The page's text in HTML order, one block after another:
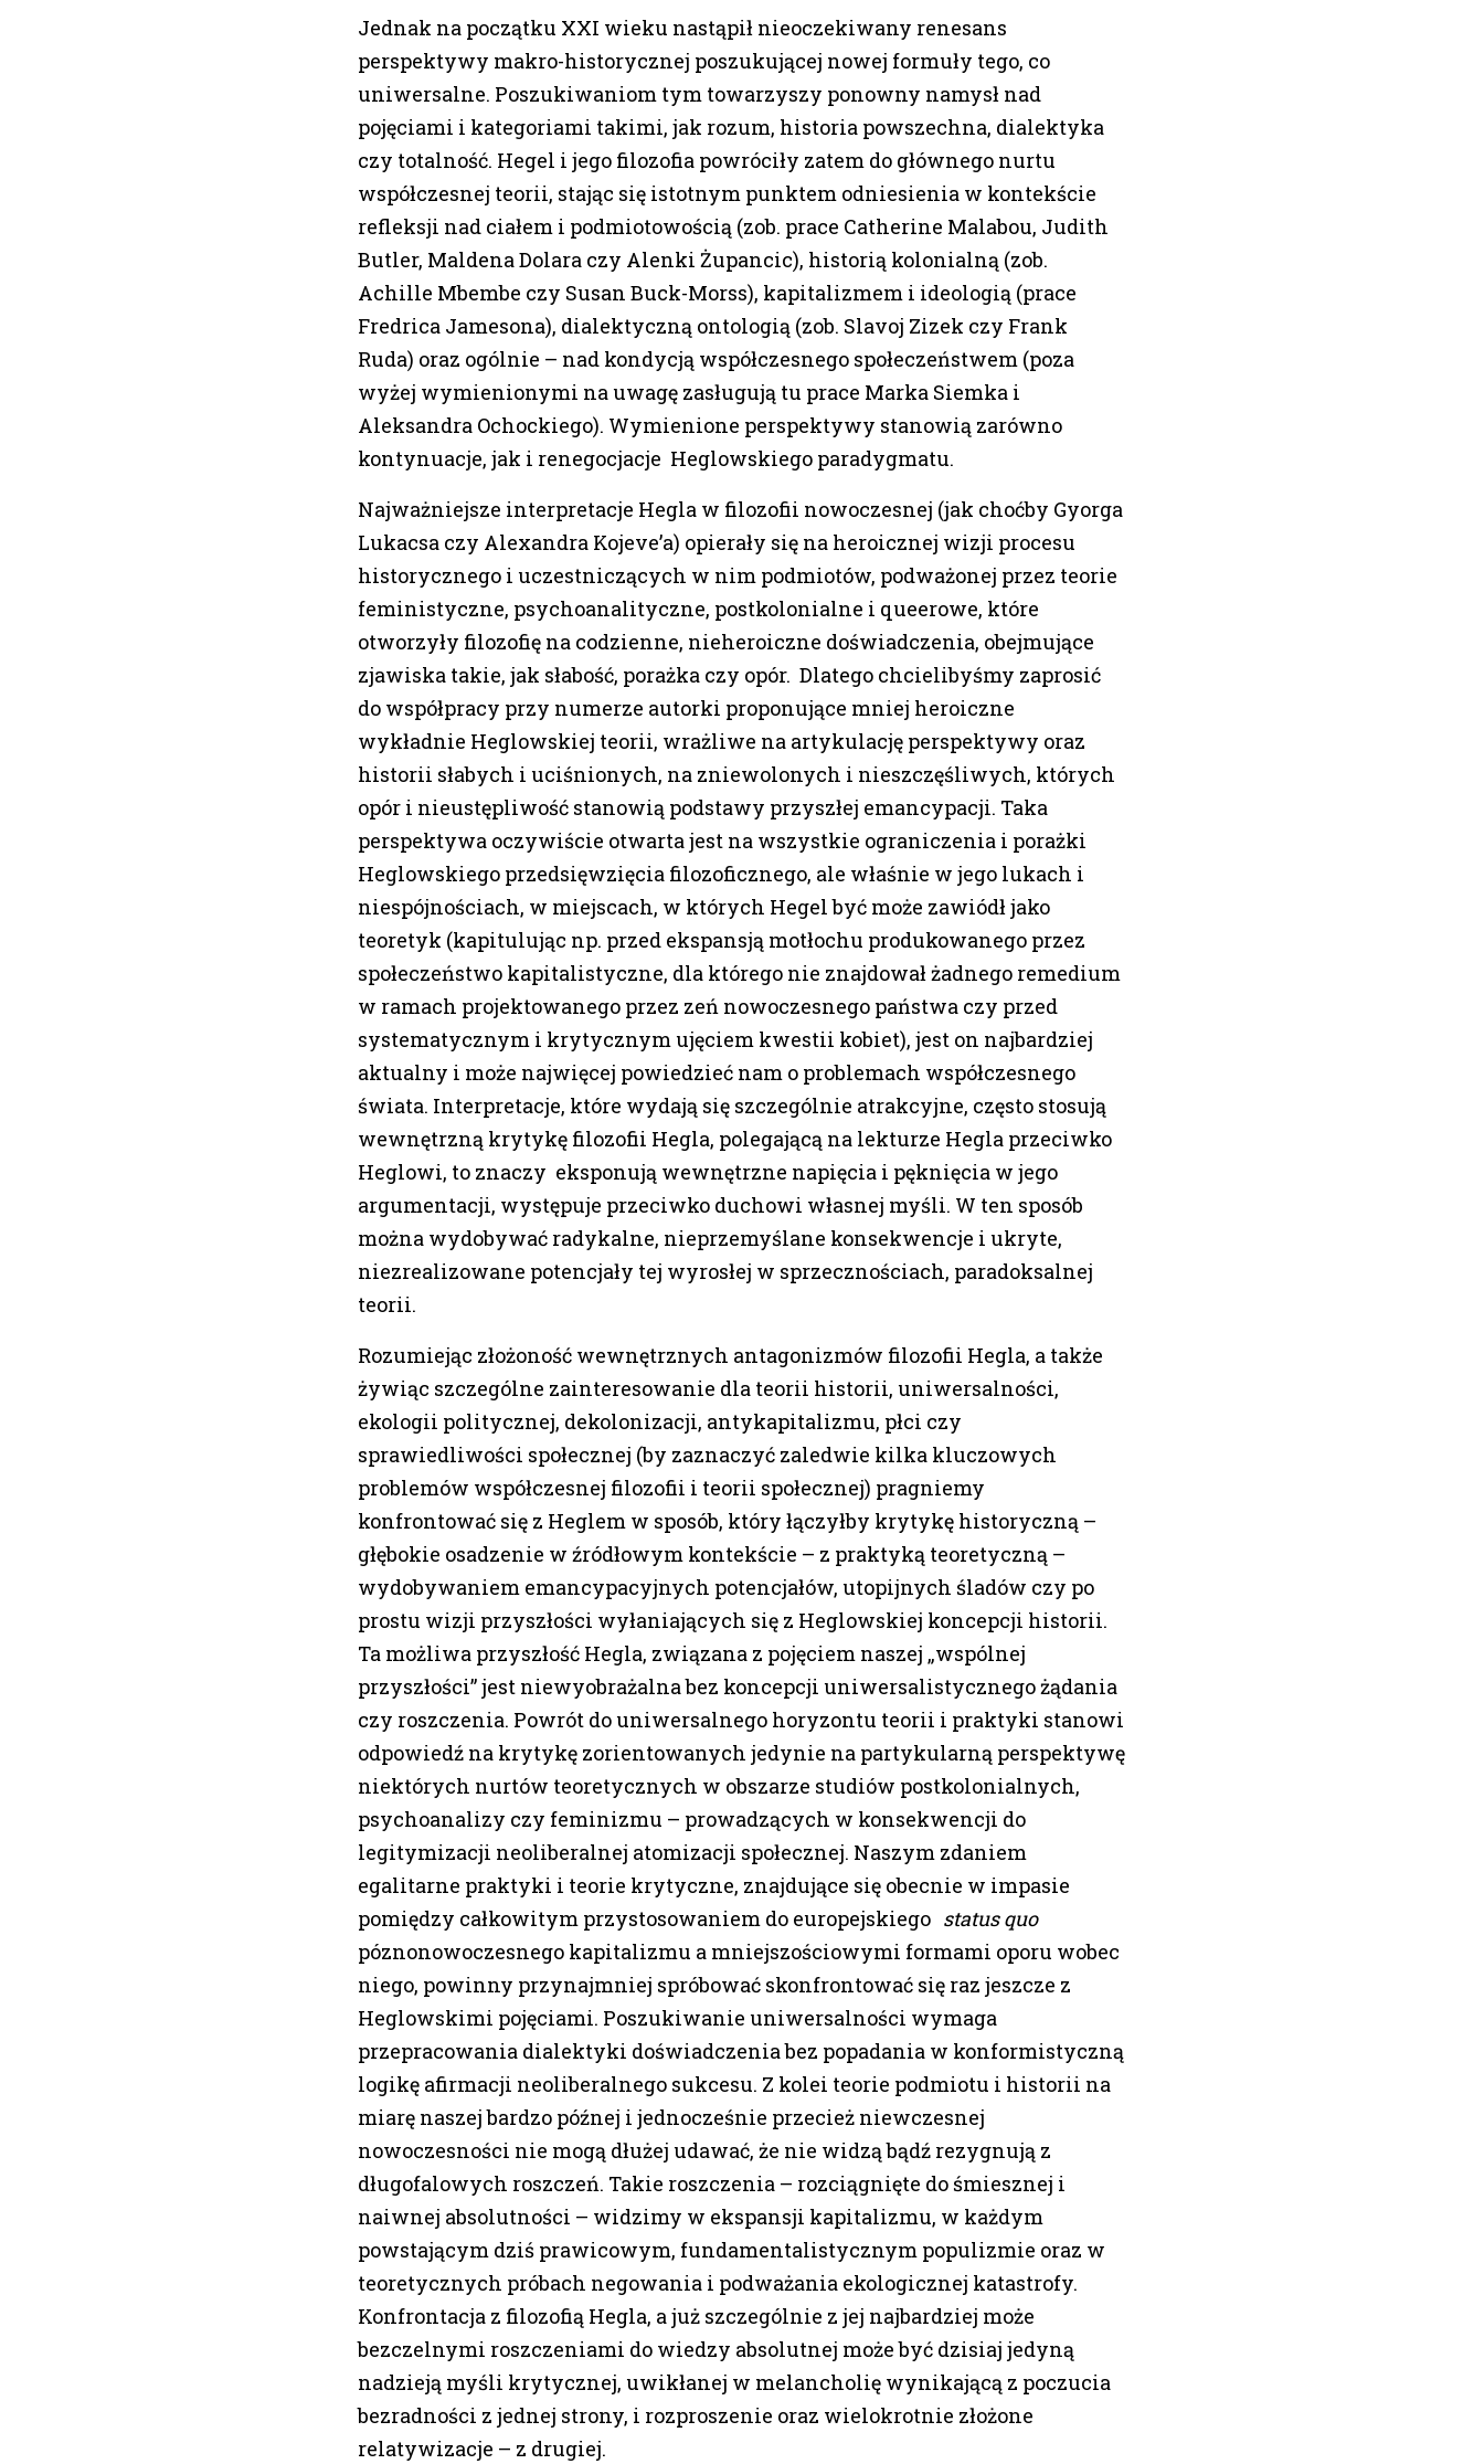
Jednak na początku XXI wieku nastąpił nieoczekiwany renesans
perspektywy makro-historycznej poszukującej nowej formuły tego, co
uniwersalne. Poszukiwaniom tym towarzyszy ponowny namysł nad
pojęciami i kategoriami takimi, jak rozum, historia powszechna, dialektyka
czy totalność. Hegel i jego filozofia powróciły zatem do głównego nurtu
współczesnej teorii, stając się istotnym punktem odniesienia w kontekście
refleksji nad ciałem i podmiotowością (zob. prace Catherine Malabou, Judith
Butler, Maldena Dolara czy Alenki Żupancic), historią kolonialną (zob.
Achille Mbembe czy Susan Buck-Morss), kapitalizmem i ideologią (prace
Fredrica Jamesona), dialektyczną ontologią (zob. Slavoj Zizek czy Frank
Ruda) oraz ogólnie – nad kondycją współczesnego społeczeństwem (poza
wyżej wymienionymi na uwagę zasługują tu prace Marka Siemka i
Aleksandra Ochockiego). Wymienione perspektywy stanowią zarówno
kontynuacje, jak i renegocjacje Heglowskiego paradygmatu.
Najważniejsze interpretacje Hegla w filozofii nowoczesnej (jak choćby Gyorga
Lukacsa czy Alexandra Kojeve’a) opierały się na heroicznej wizji procesu
historycznego i uczestniczących w nim podmiotów, podważonej przez teorie
feministyczne, psychoanalityczne, postkolonialne i queerowe, które
otworzyły filozofię na codzienne, nieheroiczne doświadczenia, obejmujące
zjawiska takie, jak słabość, porażka czy opór. Dlatego chcielibyśmy zaprosić
do współpracy przy numerze autorki proponujące mniej heroiczne
wykładnie Heglowskiej teorii, wrażliwe na artykulację perspektywy oraz
historii słabych i uciśnionych, na zniewolonych i nieszczęśliwych, których
opór i nieustępliwość stanowią podstawy przyszłej emancypacji. Taka
perspektywa oczywiście otwarta jest na wszystkie ograniczenia i porażki
Heglowskiego przedsięwzięcia filozoficznego, ale właśnie w jego lukach i
niespójnościach, w miejscach, w których Hegel być może zawiódł jako
teoretyk (kapitulując np. przed ekspansją motłochu produkowanego przez
społeczeństwo kapitalistyczne, dla którego nie znajdował żadnego remedium
w ramach projektowanego przez zeń nowoczesnego państwa czy przed
systematycznym i krytycznym ujęciem kwestii kobiet), jest on najbardziej
aktualny i może najwięcej powiedzieć nam o problemach współczesnego
świata. Interpretacje, które wydają się szczególnie atrakcyjne, często stosują
wewnętrzną krytykę filozofii Hegla, polegającą na lekturze Hegla przeciwko
Heglowi, to znaczy eksponują wewnętrzne napięcia i pęknięcia w jego
argumentacji, występuje przeciwko duchowi własnej myśli. W ten sposób
można wydobywać radykalne, nieprzemyślane konsekwencje i ukryte,
niezrealizowane potencjały tej wyrosłej w sprzecznościach, paradoksalnej
teorii.
Rozumiejąc złożoność wewnętrznych antagonizmów filozofii Hegla, a także
żywiąc szczególne zainteresowanie dla teorii historii, uniwersalności,
ekologii politycznej, dekolonizacji, antykapitalizmu, płci czy
sprawiedliwości społecznej (by zaznaczyć zaledwie kilka kluczowych
problemów współczesnej filozofii i teorii społecznej) pragniemy
konfrontować się z Heglem w sposób, który łączyłby krytykę historyczną –
głębokie osadzenie w źródłowym kontekście – z praktyką teoretyczną –
wydobywaniem emancypacyjnych potencjałów, utopijnych śladów czy po
prostu wizji przyszłości wyłaniających się z Heglowskiej koncepcji historii.
Ta możliwa przyszłość Hegla, związana z pojęciem naszej „wspólnej
przyszłości” jest niewyobrażalna bez koncepcji uniwersalistycznego żądania
czy roszczenia. Powrót do uniwersalnego horyzontu teorii i praktyki stanowi
odpowiedź na krytykę zorientowanych jedynie na partykularną perspektywę
niektórych nurtów teoretycznych w obszarze studiów postkolonialnych,
psychoanalizy czy feminizmu – prowadzących w konsekwencji do
legitymizacji neoliberalnej atomizacji społecznej. Naszym zdaniem
egalitarne praktyki i teorie krytyczne, znajdujące się obecnie w impasie
pomiędzy całkowitym przystosowaniem do europejskiego status quo
póznonowoczesnego kapitalizmu a mniejszościowymi formami oporu wobec
niego, powinny przynajmniej spróbować skonfrontować się raz jeszcze z
Heglowskimi pojęciami. Poszukiwanie uniwersalności wymaga
przepracowania dialektyki doświadczenia bez popadania w konformistyczną
logikę afirmacji neoliberalnego sukcesu. Z kolei teorie podmiotu i historii na
miarę naszej bardzo późnej i jednocześnie przecież niewczesnej
nowoczesności nie mogą dłużej udawać, że nie widzą bądź rezygnują z
długofalowych roszczeń. Takie roszczenia – rozciągnięte do śmiesznej i
naiwnej absolutności – widzimy w ekspansji kapitalizmu, w każdym
powstającym dziś prawicowym, fundamentalistycznym populizmie oraz w
teoretycznych próbach negowania i podważania ekologicznej katastrofy.
Konfrontacja z filozofią Hegla, a już szczególnie z jej najbardziej może
bezczelnymi roszczeniami do wiedzy absolutnej może być dzisiaj jedyną
nadzieją myśli krytycznej, uwikłanej w melancholię wynikającą z poczucia
bezradności z jednej strony, i rozproszenie oraz wielokrotnie złożone
relatywizacje – z drugiej.